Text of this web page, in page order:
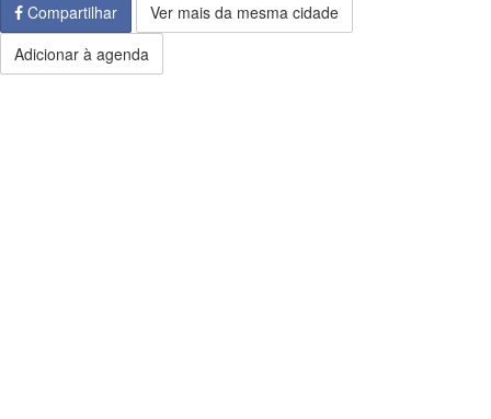
Compartilhar
Ver mais da mesma cidade
Adicionar à agenda